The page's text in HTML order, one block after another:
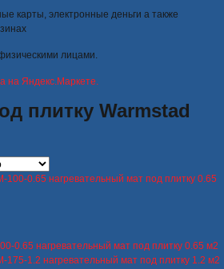
карты, электронные деньги а также
лицами.
плитку Warmstad
0.65 нагревательный мат под плитку 0.65 м2